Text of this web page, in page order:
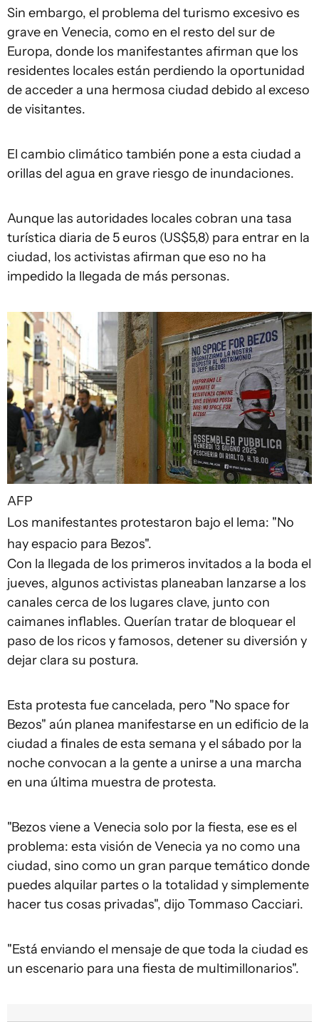
Sin embargo, el problema del turismo excesivo es
grave en Venecia, como en el resto del sur de
Europa, donde los manifestantes afirman que los
residentes locales están perdiendo la oportunidad
de acceder a una hermosa ciudad debido al exceso
de visitantes.
El cambio climático también pone a esta ciudad a
orillas del agua en grave riesgo de inundaciones.
Aunque las autoridades locales cobran una tasa
turística diaria de 5 euros (US$5,8) para entrar en la
ciudad, los activistas afirman que eso no ha
impedido la llegada de más personas.
AFP
Los manifestantes protestaron bajo el lema: "No
hay espacio para Bezos".
Con la llegada de los primeros invitados a la boda el
jueves, algunos activistas planeaban lanzarse a los
canales cerca de los lugares clave, junto con
caimanes inflables. Querían tratar de bloquear el
paso de los ricos y famosos, detener su diversión y
dejar clara su postura.
Esta protesta fue cancelada, pero "No space for
Bezos" aún planea manifestarse en un edificio de la
ciudad a finales de esta semana y el sábado por la
noche convocan a la gente a unirse a una marcha
en una última muestra de protesta.
"Bezos viene a Venecia solo por la fiesta, ese es el
problema: esta visión de Venecia ya no como una
ciudad, sino como un gran parque temático donde
puedes alquilar partes o la totalidad y simplemente
hacer tus cosas privadas", dijo Tommaso Cacciari.
"Está enviando el mensaje de que toda la ciudad es
un escenario para una fiesta de multimillonarios".